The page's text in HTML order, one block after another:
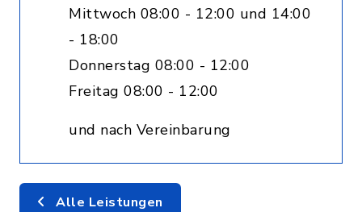
Mittwoch 08:00 - 12:00 und 14:00
- 18:00
Donnerstag 08:00 - 12:00
Freitag 08:00 - 12:00
und nach Vereinbarung
Alle Leistungen